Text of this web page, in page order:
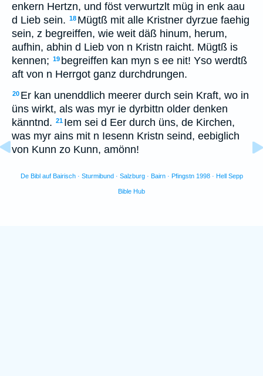
enkern Hertzn, und föst verwurtzlt müg in enk aau
d Lieb sein. 18 Mügtß mit alle Kristner dyrzue faehig
sein, z begreiffen, wie weit däß hinum, herum,
aufhin, abhin d Lieb von n Kristn raicht. Mügtß is
kennen; 19 begreiffen kan myn s ee nit! Yso werdtß
aft von n Herrgot ganz durchdrungen.
20 Er kan unenddlich meerer durch sein Kraft, wo in
üns wirkt, als was myr ie dyrbittn older denken
känntnd. 21 Iem sei d Eer durch üns, de Kirchen,
was myr ains mit n Iesenn Kristn seind, eebiglich
von Kunn zo Kunn, amönn!
De Bibl auf Bairisch · Sturmibund · Salzburg · Bairn · Pfingstn 1998 · Hell Sepp
Bible Hub